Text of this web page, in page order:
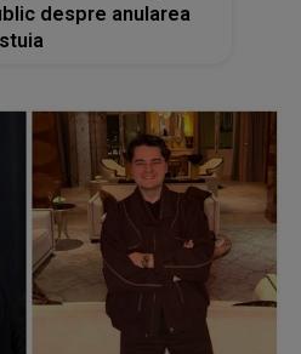
despre anularea